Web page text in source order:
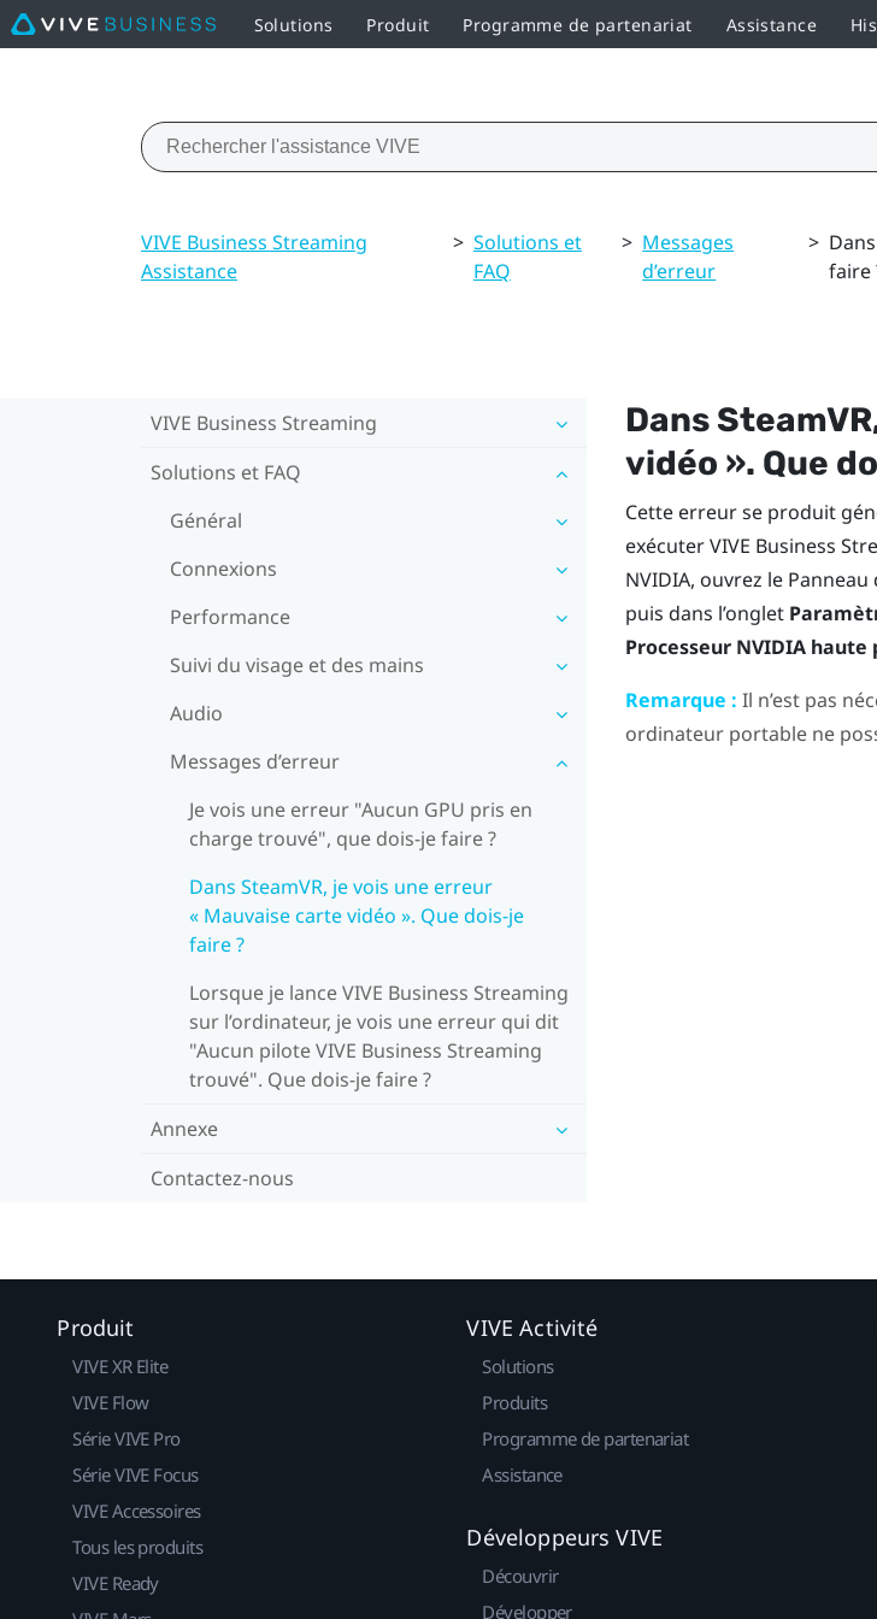
Solutions Produit Programme de partenariat Assistance
VIVE Business Streaming
Assistance
> Solutions et
FAQ
> Messages
d’erreur
>
faire
VIVE Business Streaming
Solutions et FAQ
Général
Connexions
Performance
Suivi du visage et des mains
Audio
Messages d’erreur
Je vois une erreur "Aucun GPU pris en
charge trouvé", que dois-je faire ?
Dans SteamVR, je vois une erreur
« Mauvaise carte vidéo ». Que dois-je
faire ?
Lorsque je lance VIVE Business Streaming
sur l’ordinateur, je vois une erreur qui dit
"Aucun pilote VIVE Business Streaming
trouvé". Que dois-je faire ?
Annexe
Contactez-nous
Dans SteamVR
vidéo ». Que
Cette erreur se produit
exécuterVIVE Business
NVIDIA, ouvrez le
puis dans l’onglet
Processeur NVIDIA
Remarque : Il n’est pas
ordinateur portable ne
Produit
VIVE XR Elite
VIVE Flow
Série VIVE Pro
Série VIVE Focus
VIVE Accessoires
Tous les produits
VIVE Ready
VIVE Activité
Solutions
Produits
Programme de partenariat
Assistance
Développeurs VIVE
Découvrir
Développer